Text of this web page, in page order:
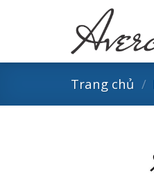
Trang chủ /